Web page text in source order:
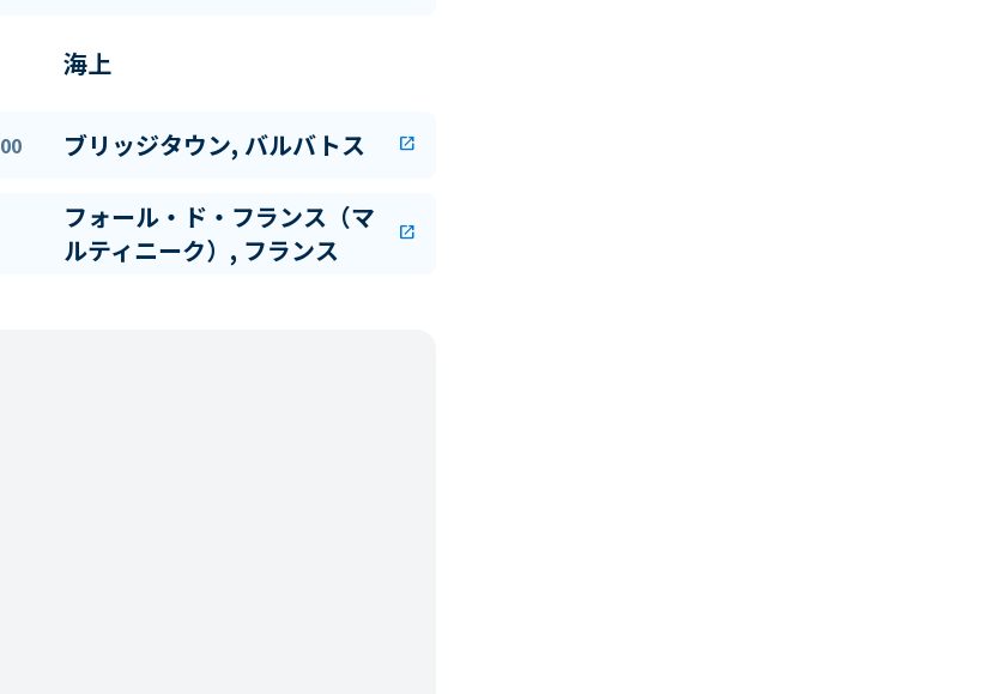
海上
ブリッジタウン, バルバトス open_in_new
フォール・ド・フランス（マ
ルティニーク）, フランス
open_in_new